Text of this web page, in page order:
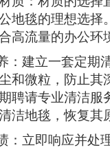
地毯的理想选择
高流量的办公环
：建立一套定期
和微粒，防止其
聘请专业清洁服
洁地毯，恢复其
：立即响应并处